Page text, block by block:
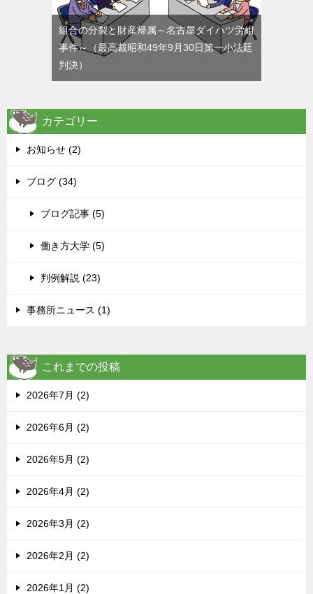
組合の分裂と財産帰属～名古屋ダイハツ労組
事件～（最高裁昭和49年9月30日第一小法廷
判決）
カテゴリー
お知らせ (2)
ブログ (34)
ブログ記事 (5)
働き方大学 (5)
判例解説 (23)
事務所ニュース (1)
これまでの投稿
2026年7月 (2)
2026年6月 (2)
2026年5月 (2)
2026年4月 (2)
2026年3月 (2)
2026年2月 (2)
2026年1月 (2)